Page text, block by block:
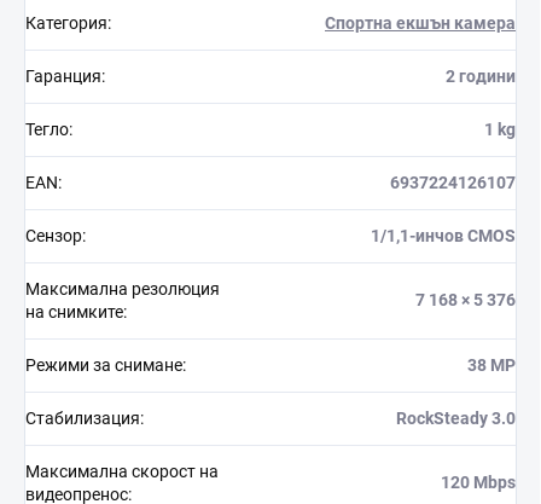
Категория: Спортна екшън камера
Гаранция: 2 години
Тегло: 1 kg
EAN: 6937224126107
Сензор: 1/1,1-инчов CMOS
Максимална резолюция
на снимките:
7 168 × 5 376
Режими за снимане: 38 MP
Стабилизация: RockSteady 3.0
Максимална скорост на
видеопренос:
120 Mbps